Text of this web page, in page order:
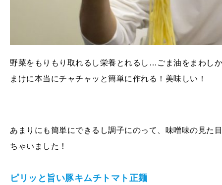
野菜をもりもり取れるし栄養とれるし…ごま油をまわし
まけに本当にチャチャッと簡単に作れる！美味しい！
あまりにも簡単にできるし調子にのって、味噌味の見た
ちゃいました！
ピリッと旨い豚キムチトマト正麺